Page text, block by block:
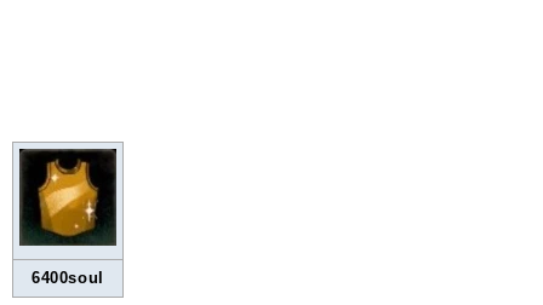
6400soul